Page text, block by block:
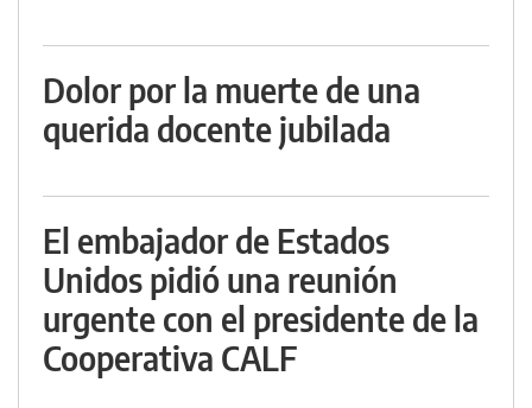
Dolor por la muerte de una
querida docente jubilada
El embajador de Estados
Unidos pidió una reunión
urgente con el presidente de la
Cooperativa CALF